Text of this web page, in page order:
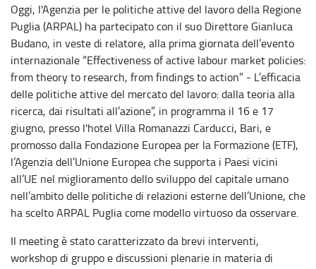
Oggi, l'Agenzia per le politiche attive del lavoro della Regione
Puglia (ARPAL) ha partecipato con il suo Direttore Gianluca
Budano, in veste di relatore, alla prima giornata dell’evento
internazionale “Effectiveness of active labour market policies:
from theory to research, from findings to action” - L’efficacia
delle politiche attive del mercato del lavoro: dalla teoria alla
ricerca, dai risultati all’azione”, in programma il 16 e 17
giugno, presso l'hotel Villa Romanazzi Carducci, Bari, e
promosso dalla Fondazione Europea per la Formazione (ETF),
l’Agenzia dell’Unione Europea che supporta i Paesi vicini
all’UE nel miglioramento dello sviluppo del capitale umano
nell’ambito delle politiche di relazioni esterne dell’Unione, che
ha scelto ARPAL Puglia come modello virtuoso da osservare.
Il meeting è stato caratterizzato da brevi interventi,
workshop di gruppo e discussioni plenarie in materia di